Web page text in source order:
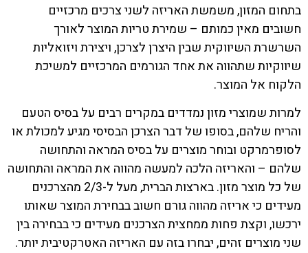
בתחום המזון, משמשת האריזה לשני צרכים מרכזיים
חשובים מאין כמותם – שמירת טריות המוצר לאורך
השרשרת השיווקית שבין היצרן לצרכן, ויצירת ויזואליות
שיווקיות שתהווה את אחד הגורמים המרכזיים למשיכת
הלקוח אל המוצר.
למרות שמוצרי מזון נמדדים במקרים רבים על בסיס הטעם
והריח שלהם, בסופו של דבר הצרכן הבסיסי מגיע למכולת או
לסופרמרקט ובוחר מוצרים על בסיס המראה והתחושה
שלהם – והאריזה הלכה למעשה מהווה את המראה והתחושה
של כל מוצר מזון. בארצות הברית, מעל ל-2/3 מהצרכנים
מעידים כי אריזה מהווה גורם חשוב בבחירת המוצר שאותו
ירכשו, וקצת פחות ממחצית הצרכנים מעידים כי בבחירה בין
שני מוצרים זהים, יבחרו בזה עם האריזה האטרקטיבית יותר.